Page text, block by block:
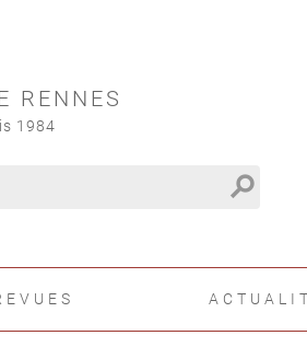
RENNES
1984
search